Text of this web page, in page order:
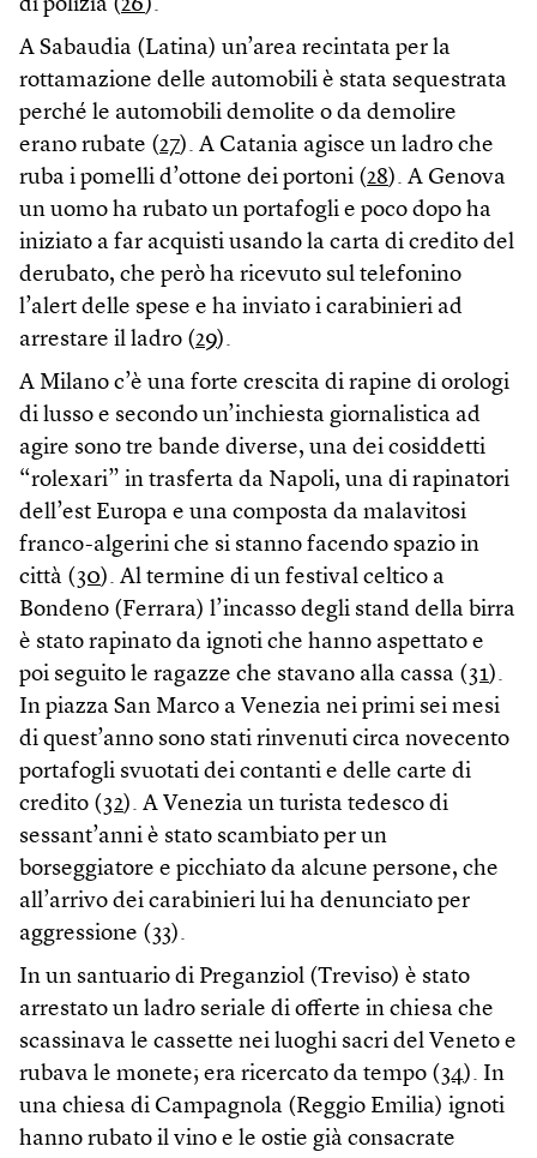
di polizia (26).
A Sabaudia (Latina) un’area recintata per la
rottamazione delle automobili è stata sequestrata
perché le automobili demolite o da demolire
erano rubate (27). A Catania agisce un ladro che
ruba i pomelli d’ottone dei portoni (28). A Genova
un uomo ha rubato un portafogli e poco dopo ha
iniziato a far acquisti usando la carta di credito del
derubato, che però ha ricevuto sul telefonino
l’alert delle spese e ha inviato i carabinieri ad
arrestare il ladro (29).
A Milano c’è una forte crescita di rapine di orologi
di lusso e secondo un’inchiesta giornalistica ad
agire sono tre bande diverse, una dei cosiddetti
“rolexari” in trasferta da Napoli, una di rapinatori
dell’est Europa e una composta da malavitosi
franco-algerini che si stanno facendo spazio in
città ( 30). Al termine di un festival celtico a
Bondeno (Ferrara) l’incasso degli stand della birra
è stato rapinato da ignoti che hanno aspettato e
poi seguito le ragazze che stavano alla cassa ( 31).
In piazza San Marco a Venezia nei primi sei mesi
di quest’anno sono stati rinvenuti circa novecento
portafogli svuotati dei contanti e delle carte di
credito ( 32). A Venezia un turista tedesco di
sessant’anni è stato scambiato per un
borseggiatore e picchiato da alcune persone, che
all’arrivo dei carabinieri lui ha denunciato per
aggressione ( 33).
In un santuario di Preganziol (Treviso) è stato
arrestato un ladro seriale di offerte in chiesa che
scassinava le cassette nei luoghi sacri del Veneto e
rubava le monete; era ricercato da tempo ( 34). In
una chiesa di Campagnola (Reggio Emilia) ignoti
hanno rubato il vino e le ostie già consacrate